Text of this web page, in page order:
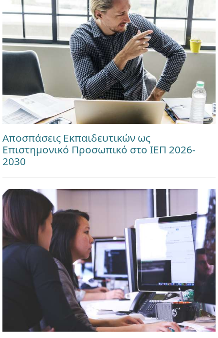
Αποσπάσεις Εκπαιδευτικών ως
Επιστημονικό Προσωπικό στο ΙΕΠ 2026-
2030